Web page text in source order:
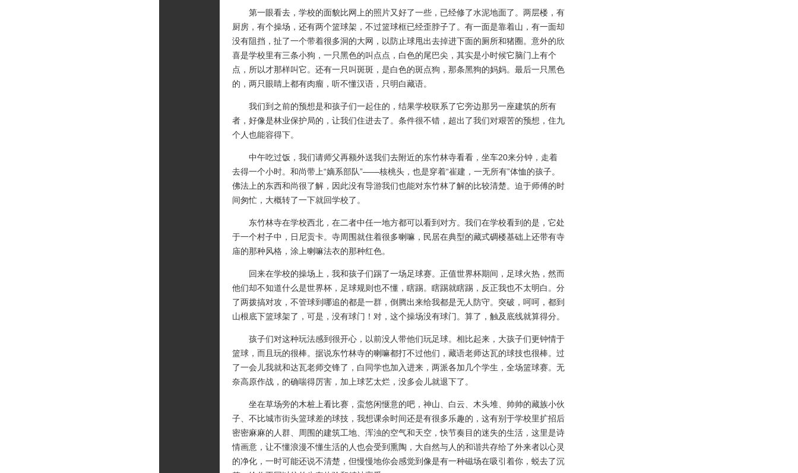
第一眼看去，学校的面貌比网上的照片又好了一些，已经修了水泥地面了。两层楼，有
厨房，有个操场，还有两个篮球架，不过篮球框已经歪脖子了。有一面是靠着山，有一面却
没有阻挡，扯了一个带着很多洞的大网，以防止球甩出去掉进下面的厕所和猪圈。意外的欣
喜是学校里有三条小狗，一只黑色的叫点点，白色的尾巴尖，其实是小时候它脑门上有个
点，所以才那样叫它。还有一只叫斑斑，是白色的斑点狗，那条黑狗的妈妈。最后一只黑色
的，两只眼睛上都有肉瘤，听不懂汉语，只明白藏语。
我们到之前的预想是和孩子们一起住的，结果学校联系了它旁边那另一座建筑的所有
者，好像是林业保护局的，让我们住进去了。条件很不错，超出了我们对艰苦的预想，住九
个人也能容得下。
中午吃过饭，我们请师父再额外送我们去附近的东竹林寺看看，坐车20来分钟，走着
去得一个小时。和尚带上“嫡系部队”——核桃头，也是穿着“崔建，一无所有”体恤的孩子。
佛法上的东西和尚很了解，因此没有导游我们也能对东竹林了解的比较清楚。迫于师傅的时
间匆忙，大概转了一下就回学校了。
东竹林寺在学校西北，在二者中任一地方都可以看到对方。我们在学校看到的是，它处
于一个村子中，日尼贡卡。寺周围就住着很多喇嘛，民居在典型的藏式碉楼基础上还带有寺
庙的那种风格，涂上喇嘛法衣的那种红色。
回来在学校的操场上，我和孩子们踢了一场足球赛。正值世界杯期间，足球火热，然而
他们却不知道什么是世界杯，足球规则也不懂，瞎踢。瞎踢就瞎踢，反正我也不太明白。分
了两拨搞对攻，不管球到哪追的都是一群，倒腾出来给我都是无人防守。突破，呵呵，都到
山根底下篮球架了，可是，没有球门！对，这个操场没有球门。算了，触及底线就算得分。
孩子们对这种玩法感到很开心，以前没人带他们玩足球。相比起来，大孩子们更钟情于
篮球，而且玩的很棒。据说东竹林寺的喇嘛都打不过他们，藏语老师达瓦的球技也很棒。过
了一会儿我就和达瓦老师交锋了，白同学也加入进来，两派各加几个学生，全场篮球赛。无
奈高原作战，的确喘得厉害，加上球艺太烂，没多会儿就退下了。
坐在草场旁的木桩上看比赛，蛮悠闲惬意的吧，神山、白云、木头堆、帅帅的藏族小伙
子、不比城市街头篮球差的球技，我想课余时间还是有很多乐趣的，这有别于学校里扩招后
密密麻麻的人群、周围的建筑工地、浑浊的空气和天空，快节奏目的迷失的生活，这里是诗
情画意，让不懂浪漫不懂生活的人也会受到熏陶，大自然与人的和谐共存给了外来者以心灵
的净化，一时可能还说不清楚，但慢慢地你会感觉到像是有一种磁场在吸引着你，蜕去了沉